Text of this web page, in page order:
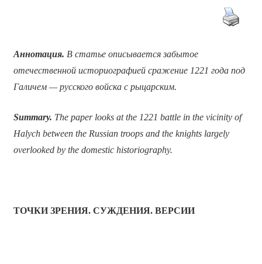
Аннотация. В статье описывается забытое
отечественной историографией сражение 1221 года под
Галичем — русского войска с рыцарским.
Summary. The paper looks at the 1221 battle in the vicinity of
Halych between the Russian troops and the knights largely
overlooked by the domestic historiography.
ТОЧКИ ЗРЕНИЯ. СУЖДЕНИЯ. ВЕРСИИ